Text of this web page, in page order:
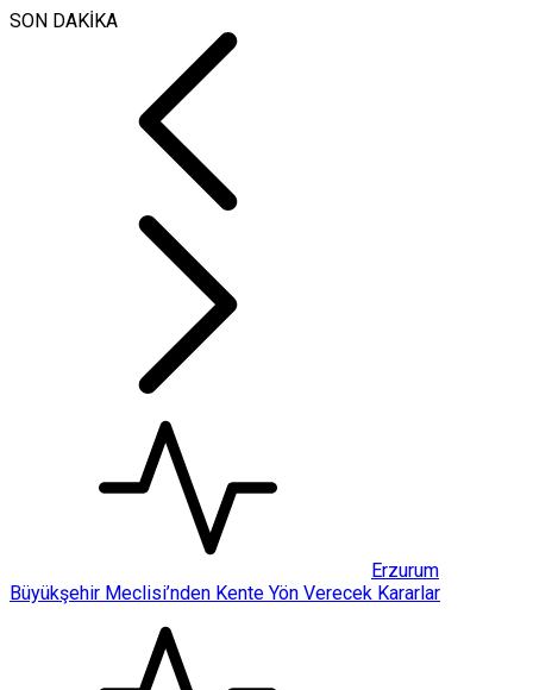
SON DAKİKA
Erzurum
Büyükşehir Meclisi’nden Kente Yön Verecek Kararlar